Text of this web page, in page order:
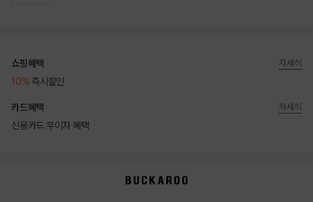
쇼핑혜택
10% 즉시할인
자세히
카드혜택
신용카드 무이자 혜택
자세히